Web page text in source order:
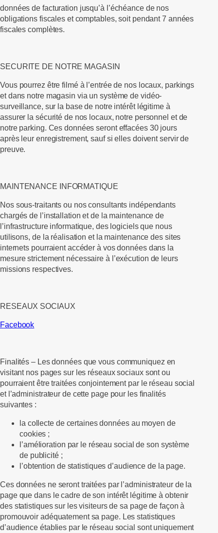
données de facturation jusqu’à l’échéance de nos
obligations fiscales et comptables, soit pendant 7 années
fiscales complètes.
SECURITE DE NOTRE MAGASIN
Vous pourrez être filmé à l’entrée de nos locaux, parkings
et dans notre magasin via un système de vidéo-
surveillance, sur la base de notre intérêt légitime à
assurer la sécurité de nos locaux, notre personnel et de
notre parking. Ces données seront effacées 30 jours
après leur enregistrement, sauf si elles doivent servir de
preuve.
MAINTENANCE INFORMATIQUE
Nos sous-traitants ou nos consultants indépendants
chargés de l’installation et de la maintenance de
l’infrastructure informatique, des logiciels que nous
utilisons, de la réalisation et la maintenance des sites
internets pourraient accéder à vos données dans la
mesure strictement nécessaire à l’exécution de leurs
missions respectives.
RESEAUX SOCIAUX
Facebook
Finalités –Les données que vous communiquez en
visitant nos pages sur les réseaux sociaux sont ou
pourraient être traitées conjointement par le réseau social
et l’administrateur de cette page pour les finalités
suivantes :
la collecte de certaines données au moyen de
cookies ;
l’amélioration par le réseau social de son système
de publicité ;
l’obtention de statistiques d’audience de la page.
Ces données ne seront traitées par l’administrateur de la
page que dans le cadre de son intérêt légitime à obtenir
des statistiques sur les visiteurs de sa page de façon à
promouvoir adéquatement sa page. Les statistiques
d’audience établies par le réseau social sont uniquement